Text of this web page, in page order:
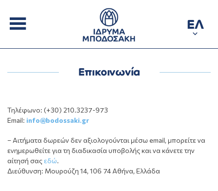
ΕΛ
Επικοινωνία
Τηλέφωνο: (+30) 210.3237-973
Email: info@bodossaki.gr
– Aιτήματα δωρεών δεν αξιολογούνται μέσω email, μπορείτε να
ενημερωθείτε για τη διαδικασία υποβολής και να κάνετε την
αίτησή σας εδώ.
Διεύθυνση: Μουρούζη 14, 106 74 Αθήνα, Ελλάδα